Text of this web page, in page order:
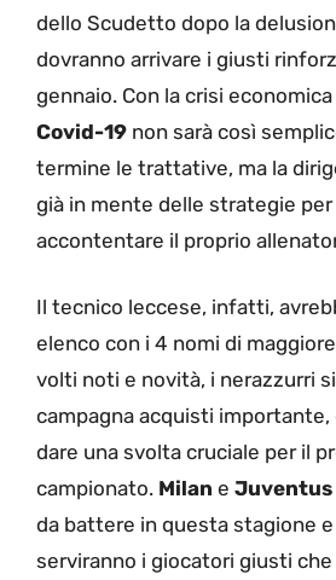
dello Scudetto dopo la
dovranno arrivare i giusti
gennaio. Con la crisi
Covid-19 non sarà così
termine le trattative, ma la
già in mente delle strategie per
accontentare il proprio
Il tecnico leccese, infatti,
elenco con i 4 nomi di
volti noti e novità, i nerazzurri
campagna acquisti
dare una svolta cruciale per il
campionato. Milan e Juventus
da battere in questa stagione
serviranno i giocatori giusti